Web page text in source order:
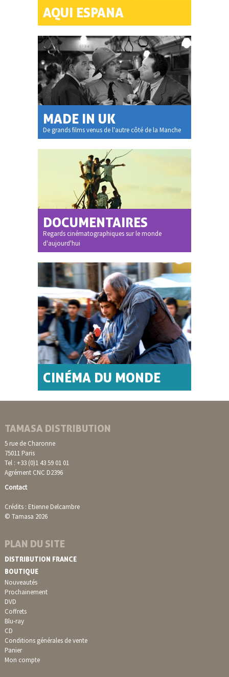
AQUI ESPANA
MADE IN UK
De grands films venus de l'autre côté de la Manche
DOCUMENTAIRES
Regards cinématographiques sur le monde
d'aujourd'hui
CINÉMA DU MONDE
TAMASA DISTRIBUTION
5 rue de Charonne
75011 Paris
Tel : +33 (0)1 43 59 01 01
Agrément CNC D2396
Contact
Crédits : Etienne Delcambre
© Tamasa 2026
PLAN DU SITE
DISTRIBUTION FRANCE
BOUTIQUE
Nouveautés
Prochainement
DVD
Coffrets
Blu-ray
CD
Conditions générales de vente
Panier
Mon compte